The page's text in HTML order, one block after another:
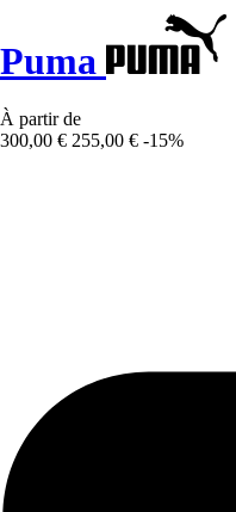
Puma
À partir de
300,00 € 255,00 € -15%